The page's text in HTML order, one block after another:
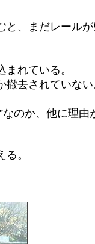
と、まだレール
れている。
撤去されていな
なのか、他に理由
。